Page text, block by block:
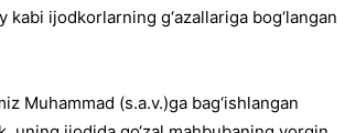
kabi ijodkorlarning g‘azallariga bog‘langan
Muhammad (s.a.v.)ga bag‘ishlangan